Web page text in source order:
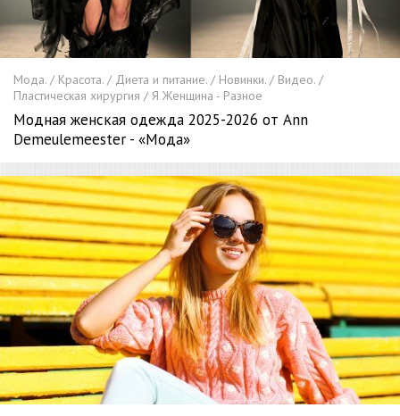
Мода. / Красота. / Диета и питание. / Новинки. / Видео. /
Пластическая хирургия / Я Женщина - Разное
Модная женская одежда 2025-2026 от Ann
Demeulemeester - «Мода»